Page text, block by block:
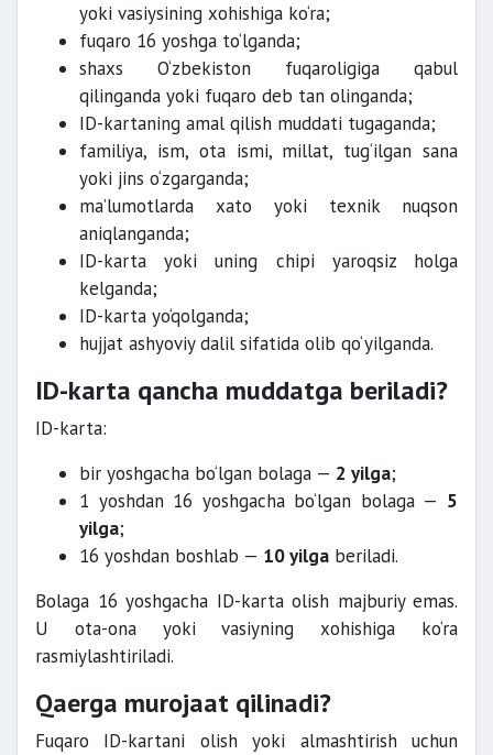
yoki vasiysining xohishiga ko‘ra;
fuqaro 16 yoshga to‘lganda;
shaxs O‘zbekiston fuqaroligiga qabul
qilinganda yoki fuqaro deb tan olinganda;
ID-kartaning amal qilish muddati tugaganda;
familiya, ism, ota ismi, millat, tug‘ilgan sana
yoki jins o‘zgarganda;
ma’lumotlarda xato yoki texnik nuqson
aniqlanganda;
ID-karta yoki uning chipi yaroqsiz holga
kelganda;
ID-karta yo‘qolganda;
hujjat ashyoviy dalil sifatida olib qo‘yilganda.
ID-karta qancha muddatga beriladi?
ID-karta:
bir yoshgacha bo‘lgan bolaga — 2 yilga;
1 yoshdan 16 yoshgacha bo‘lgan bolaga — 5
yilga;
16 yoshdan boshlab — 10 yilga beriladi.
Bolaga 16 yoshgacha ID-karta olish majburiy emas.
U ota-ona yoki vasiyning xohishiga ko‘ra
rasmiylashtiriladi.
Qaerga murojaat qilinadi?
Fuqaro ID-kartani olish yoki almashtirish uchun